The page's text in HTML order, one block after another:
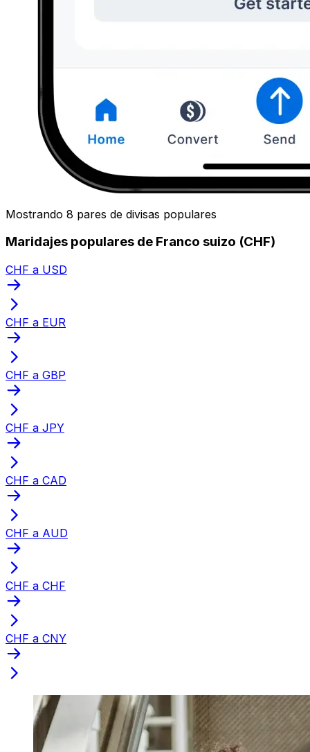
Mostrando 8 pares de divisas populares
Maridajes populares de Franco suizo (CHF)
CHF a USD
CHF a EUR
CHF a GBP
CHF a JPY
CHF a CAD
CHF a AUD
CHF a CHF
CHF a CNY